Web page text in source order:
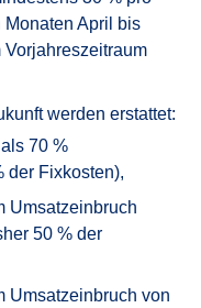
Monaten April bis
werden erstattet:
70 %
der Fixkosten),
Umsatzeinbruch
50 % der
Umsatzeinbruch von